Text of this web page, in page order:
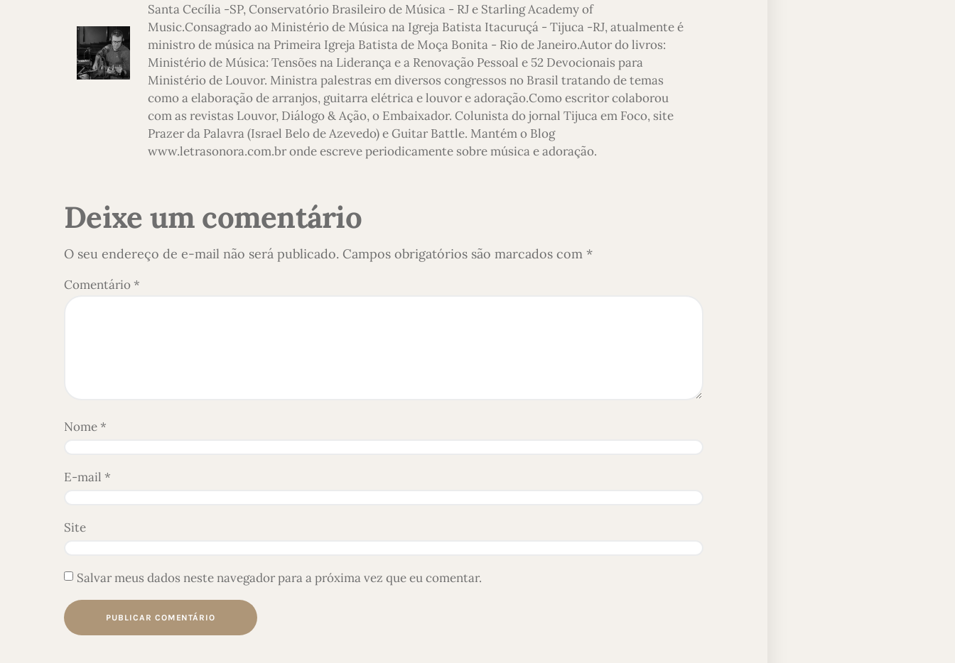
Santa Cecília -SP, Conservatório Brasileiro de Música - RJ e Starling Academy of
Music.Consagrado ao Ministério de Música na Igreja Batista Itacuruçá - Tijuca -RJ, atualmente é
ministro de música na Primeira Igreja Batista de Moça Bonita - Rio de Janeiro.Autor do livros:
Ministério de Música: Tensões na Liderança e a Renovação Pessoal e 52 Devocionais para
Ministério de Louvor. Ministra palestras em diversos congressos no Brasil tratando de temas
como a elaboração de arranjos, guitarra elétrica e louvor e adoração.Como escritor colaborou
com as revistas Louvor, Diálogo & Ação, o Embaixador. Colunista do jornal Tijuca em Foco, site
Prazer da Palavra (Israel Belo de Azevedo) e Guitar Battle. Mantém o Blog
www.letrasonora.com.br onde escreve periodicamente sobre música e adoração.
Deixe um comentário
O seu endereço de e-mail não será publicado. Campos obrigatórios são marcados com *
Comentário*
Nome*
E-mail *
Site
Salvar meus dados neste navegador para a próxima vez que eu comentar.